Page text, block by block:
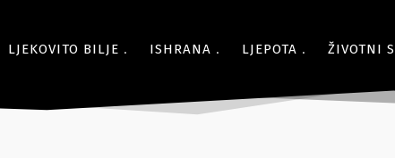
LJEKOVITO BILJE ISHRANA LJEPOTA ŽIVOTNI